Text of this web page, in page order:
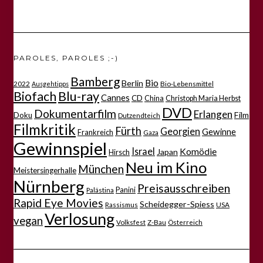
PAROLES, PAROLES ;-)
2022 Ausgehtipps BambergBerlin Bio Bio-Lebensmittel
Biofach Blu-rayCannes CD China Christoph Maria Herbst
Doku Dokumentarfilm Dutzendteich DVD Erlangen Film
Filmkritik Frankreich Fürth Gaza Georgien Gewinne
Gewinnspiel Hirsch Israel Japan Komödie
Meistersingerhalle München Neu im Kino
Nürnberg Palästina Panini Preisausschreiben
Rapid Eye Movies Rassismus Scheidegger-Spiess USA
veganVerlosung Volksfest Z-Bau Österreich